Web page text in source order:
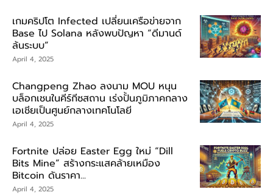
เกมคริปโต Infected เปลี่ยนเครือข่ายจาก
Base ไป Solana หลังพบปัญหา “ดีมานด์
ล้นระบบ”
April 4, 2025
Changpeng Zhao ลงนาม MOU หนุน
บล็อกเชนในคีร์กีซสถาน เร่งปั้นภูมิภาคกลาง
เอเชียเป็นศูนย์กลางเทคโนโลยี
April 4, 2025
Fortnite ปล่อย Easter Egg ใหม่ “Dill
Bits Mine” สร้างกระแสคล้ายเหมือง
Bitcoin ดันราคา...
April 4, 2025